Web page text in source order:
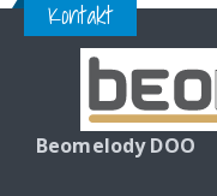
Kontakt
Beomelody DOO